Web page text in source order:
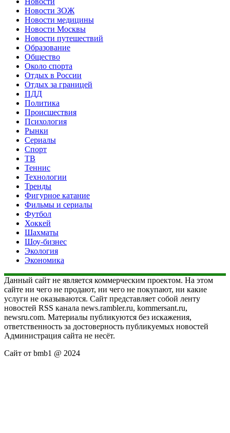
Новости ЗОЖ
Новости медицины
Новости Москвы
Новости путешествий
Образование
Общество
Около спорта
Отдых в России
Отдых за границей
ПДД
Политика
Происшествия
Психология
Рынки
Сериалы
Спорт
ТВ
Теннис
Технологии
Тренды
Фигурное катание
Фильмы и сериалы
Футбол
Хоккей
Шахматы
Шоу-бизнес
Экология
Экономика
Данный сайт не является коммерческим проектом. На этом
сайте ни чего не продают, ни чего не покупают, ни какие
услуги не оказываются. Сайт представляет собой ленту
новостей RSS канала news.rambler.ru, kommersant.ru,
newsru.com. Материалы публикуются без искажения,
ответственность за достоверность публикуемых новостей
Администрация сайта не несёт.
Сайт от bmb1 @ 2024